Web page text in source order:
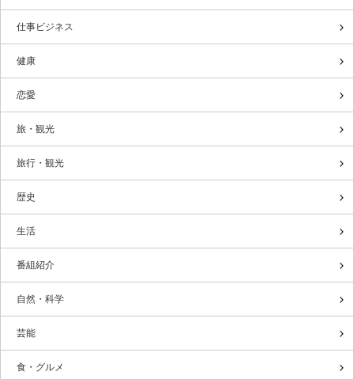
仕事ビジネス
健康
恋愛
旅・観光
旅行・観光
歴史
生活
番組紹介
自然・科学
芸能
食・グルメ